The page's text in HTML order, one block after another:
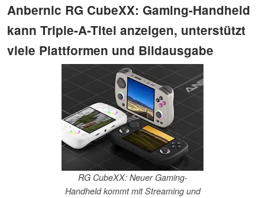
Anbernic RG CubeXX: Gaming-Handheld
kann Triple-A-Titel anzeigen, unterstützt
viele Plattformen und Bildausgabe
RG CubeXX: Neuer Gaming-
Handheld kommt mit Streaming und